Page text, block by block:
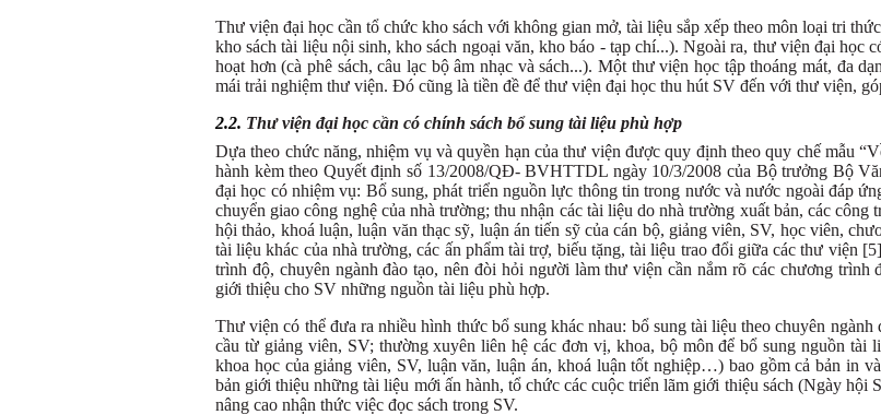
Thư viện đại học cần tổ chức kho sách với không gian mở, tài liệu sắp xếp theo môn loại tri
kho sách tài liệu nội sinh, kho sách ngoại văn, kho báo - tạp chí...). Ngoài ra, thư viện đại học
hoạt hơn (cà phê sách, câu lạc bộ âm nhạc và sách...). Một thư viện học tập thoáng mát, đa
mái trải nghiệm thư viện. Đó cũng là tiền đề để thư viện đại học thu hút SV đến với thư viện,
2.2. Thư viện đại học cần có chính sách bổ sung tài liệu phù hợp
Dựa theo chức năng, nhiệm vụ và quyền hạn của thư viện được quy định theo quy chế mẫu
hành kèm theo Quyết định số 13/2008/QĐ- BVHTTDL ngày 10/3/2008 của Bộ trưởng Bộ
đại học có nhiệm vụ: Bổ sung, phát triển nguồn lực thông tin trong nước và nước ngoài đáp
chuyển giao công nghệ của nhà trường; thu nhận các tài liệu do nhà trường xuất bản, các
hội thảo, khoá luận, luận văn thạc sỹ, luận án tiến sỹ của cán bộ, giảng viên, SV, học viên,
tài liệu khác của nhà trường, các ấn phẩm tài trợ, biếu tặng, tài liệu trao đổi giữa các thư viện
trình độ, chuyên ngành đào tạo, nên đòi hỏi người làm thư viện cần nắm rõ các chương trình
giới thiệu cho SV những nguồn tài liệu phù hợp.
Thư viện có thể đưa ra nhiều hình thức bổ sung khác nhau: bổ sung tài liệu theo chuyên
cầu từ giảng viên, SV; thường xuyên liên hệ các đơn vị, khoa, bộ môn để bổ sung nguồn tài
khoa học của giảng viên, SV, luận văn, luận án, khoá luận tốt nghiệp…) bao gồm cả bản in
bản giới thiệu những tài liệu mới ấn hành, tổ chức các cuộc triển lãm giới thiệu sách (Ngày hội
nâng cao nhận thức việc đọc sách trong SV.